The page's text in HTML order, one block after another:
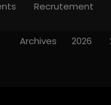
Recrutement
Archives 2026